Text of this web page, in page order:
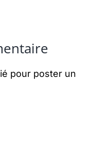
pour poster un